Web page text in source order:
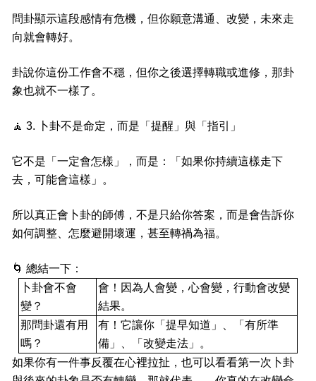
問卦顯示這段感情有危機，但你願意溝通、改變，未來走
向就會轉好。
卦說你這份工作會不穩，但你之後選擇轉職或進修，那卦
象也就不一樣了。
🧘 3. 卜卦不是命定，而是「提醒」與「指引」
它不是「一定會怎樣」，而是：「如果你持續這樣走下
去，可能會這樣」。
所以真正會卜卦的師傅，不是只給你答案，而是會告訴你
如何調整、怎麼避開壞運，甚至轉禍為福。
🌀 總結一下：
卜卦會不會
變？
會！因為人會變，心會變，行動會改變
結果。
那問卦還有用
嗎？
有！它讓你「提早知道」、「有所準
備」、「改變走法」。
如果你有一件事反覆在心裡拉扯，也可以看看第一次卜卦